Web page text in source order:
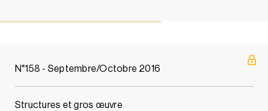
N°158 - Septembre/Octobre 2016
Structures et gros œuvre